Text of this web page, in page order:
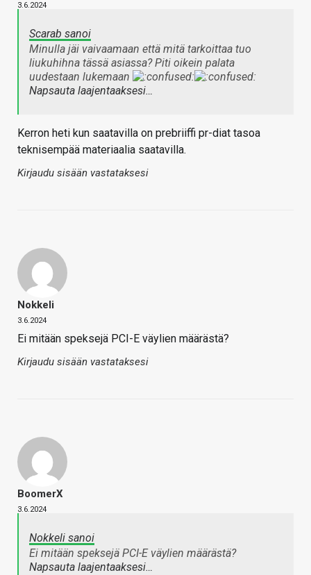
3.6.2024
Scarab sanoi
Minulla jäi vaivaamaan että mitä tarkoittaa tuo
liukuhihna tässä asiassa? Piti oikein palata
uudestaan lukemaan
Napsauta laajentaaksesi…
Kerron heti kun saatavilla on prebriiffi pr-diat tasoa
teknisempää materiaalia saatavilla.
Kirjaudu sisään vastataksesi
Nokkeli
3.6.2024
Ei mitään speksejä PCI-E väylien määrästä?
Kirjaudu sisään vastataksesi
BoomerX
3.6.2024
Nokkeli sanoi
Ei mitään speksejä PCI-E väylien määrästä?
Napsauta laajentaaksesi…